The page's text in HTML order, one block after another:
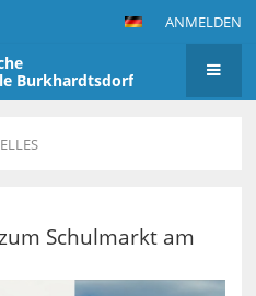
ANMELDEN
Burkhardtsdorf
Schulmarkt am